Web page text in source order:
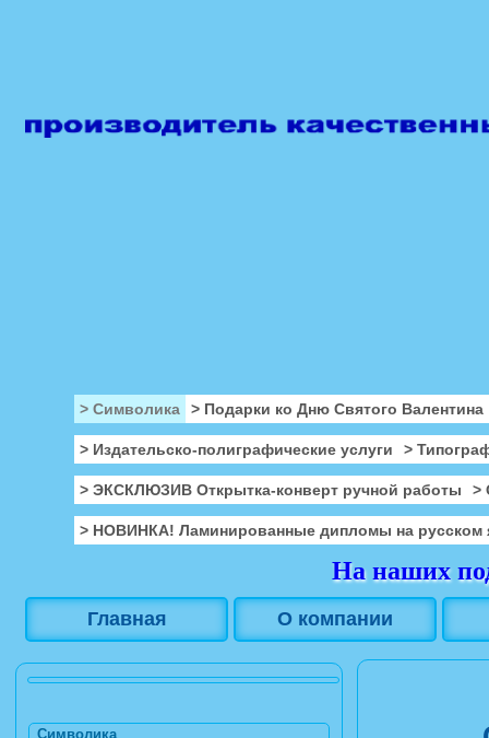
> Символика > Подарки ко Дню Святого Валентина
> Издательско-полиграфические услуги >
> ЭКСКЛЮЗИВ Открытка-конверт ручной работы >
> НОВИНКА! Ламинированные дипломы на русском
На наших
Главная О компании
Символика